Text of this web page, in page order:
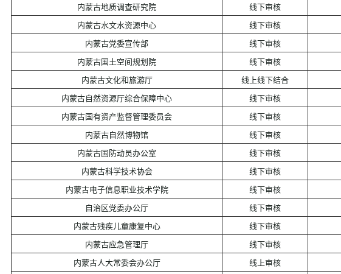
内蒙古地质调查研究院
线下审核
内蒙古水文水资源中心
线下审核
内蒙古党委宣传部
线下审核
内蒙古国土空间规划院
线下审核
内蒙古文化和旅游厅
线上线下结合
内蒙古自然资源厅综合保障中心
线下审核
内蒙古国有资产监督管理委员会
线下审核
内蒙古自然博物馆
线下审核
内蒙古国防动员办公室
线下审核
内蒙古科学技术协会
线下审核
内蒙古电子信息职业技术学院
线下审核
自治区党委办公厅
线下审核
内蒙古残疾儿童康复中心
线下审核
内蒙古应急管理厅
线下审核
内蒙古人大常委会办公厅
线上审核